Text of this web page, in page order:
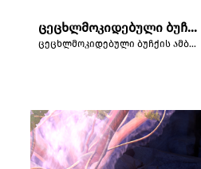
ცეცხლმოკიდებული ბუჩქის ამბავი.
ცეცხლმოკიდებული ბუჩქის ამბავი.